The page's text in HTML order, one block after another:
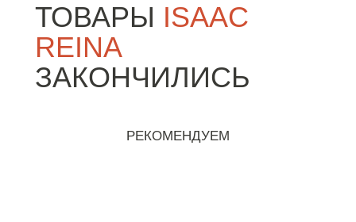
ТОВАРЫ ISAAC
REINA
ЗАКОНЧИЛИСЬ
РЕКОМЕНДУЕМ